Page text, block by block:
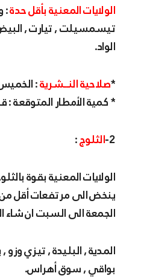
الولايات المعنية بأقل حدة:
تيسمسيلت , تيارت ,
الواد.
*صلاحية النــشرية:
* كمية الأمطار المتوقعة : قد تصل
2- الثلوج:
الجمعة الى السبت ان شاء
المدية , البليدة , تيزي
بواقي , سوق أهراس.